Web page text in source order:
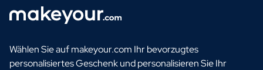
Wählen Sie auf makeyour.com Ihr bevorzugtes
personalisiertes Geschenk und personalisieren Sie Ihr